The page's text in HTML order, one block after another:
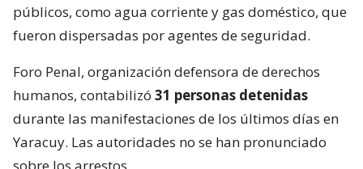
públicos, como agua corriente y gas doméstico, que
fueron dispersadas por agentes de seguridad.
Foro Penal, organización defensora de derechos
humanos, contabilizó 31 personas detenidas
durante las manifestaciones de los últimos días en
Yaracuy. Las autoridades no se han pronunciado
sobre los arrestos.